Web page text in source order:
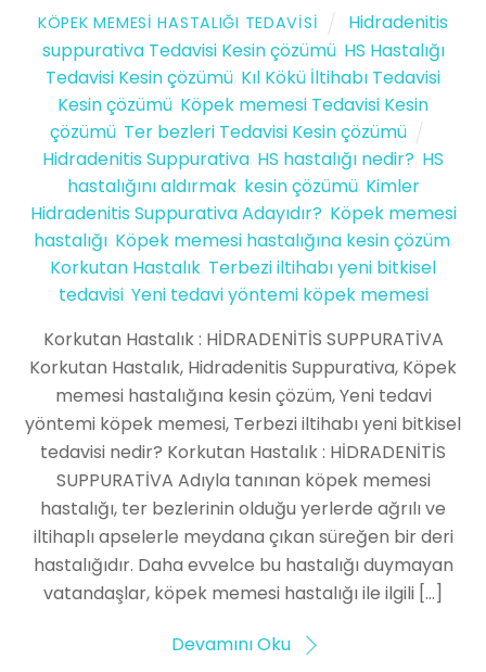
KÖPEK MEMESI HASTALIĞI TEDAVISI
Hidradenitis
suppurativa Tedavisi Kesin çözümü, HS Hastalığı
Tedavisi Kesin çözümü Kıl Kökü İltihabı Tedavisi
Kesin çözümü Köpek memesi Tedavisi Kesin
çözümü, Ter bezleri Tedavisi Kesin çözümü
Hidradenitis Suppurativa HS hastalığı nedir? HS
hastalığını aldırmak, kesin çözümü, Kimler
Hidradenitis Suppurativa Adayıdır? Köpek memesi
hastalığı, Köpek memesi hastalığına kesin çözüm,
Korkutan Hastalık Terbezi iltihabı yeni bitkisel
tedavisi, Yeni tedavi yöntemi köpek memesi
Korkutan Hastalık : HİDRADENİTİS SUPPURATİVA
Korkutan Hastalık, Hidradenitis Suppurativa, Köpek
memesi hastalığına kesin çözüm, Yeni tedavi
yöntemi köpek memesi, Terbezi iltihabı yeni bitkisel
tedavisi nedir? Korkutan Hastalık : HİDRADENİTİS
SUPPURATİVA Adıyla tanınan köpek memesi
hastalığı, ter bezlerinin olduğu yerlerde ağrılı ve
iltihaplı apselerle meydana çıkan süreğen bir deri
hastalığıdır. Daha evvelce bu hastalığı duymayan
vatandaşlar, köpek memesi hastalığı ile ilgili […]
Devamını Oku